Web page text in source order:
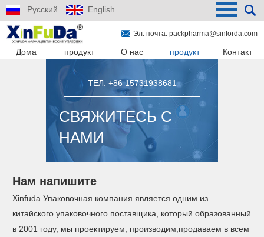
Русский English
Эл. почта: packpharma@sinforda.com
Дома продукт О нас продукт Контакт
ТЕЛ: +86 15731938681
СВЯЖИТЕСЬ С
НАМИ
Нам напишите
Xinfuda Упаковочная компания является одним из
китайского упаковочного поставщика, который образованный
в 2001 году, мы проектируем, производим,продаваем в всем